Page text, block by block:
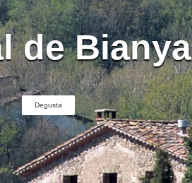
de Bianya
Degusta